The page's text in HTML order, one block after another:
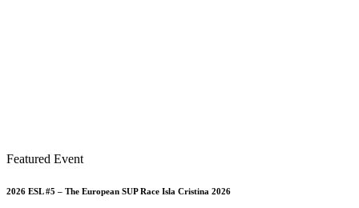
Featured Event
2026 ESL #5 – The European SUP Race Isla Cristina 2026